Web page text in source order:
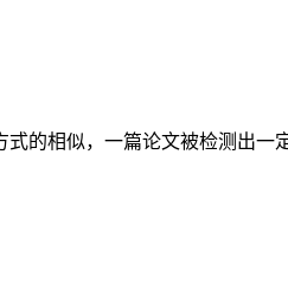
的相似，一篇论文被检测出